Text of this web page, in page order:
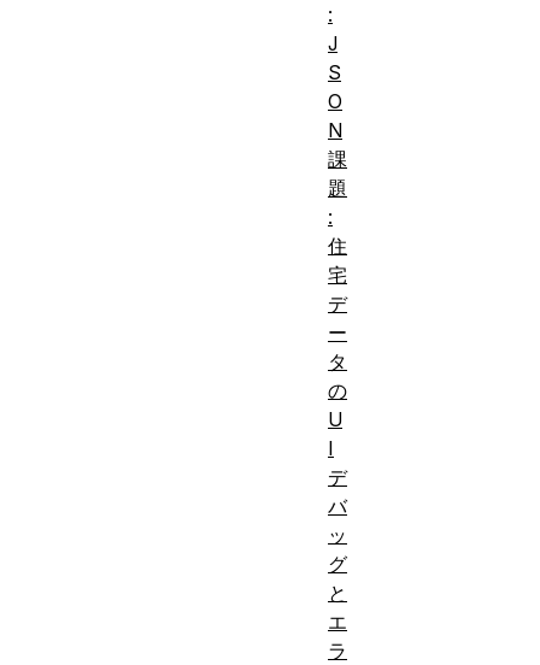
:
J
S
O
N
課
題
:
住
宅
デ
ー
タ
の
U
I
デ
バ
ッ
グ
と
エ
ラ